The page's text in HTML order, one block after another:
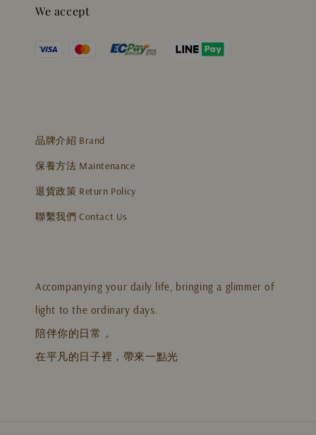
We accept
品牌介紹 Brand
保養方法 Maintenance
退貨政策 Return Policy
聯繫我們 Contact Us
Accompanying your daily life, bringing a glimmer of
light to the ordinary days.
陪伴你的日常，
在平凡的日子裡，帶來一點光